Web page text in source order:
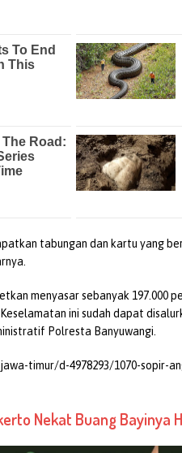
tabungan dan kartu yang
menyasar sebanyak 197.000
ini sudah dapat
Polresta Banyuwangi.
timur/d-4978293/1070-sopir-
Nekat Buang Bayinya